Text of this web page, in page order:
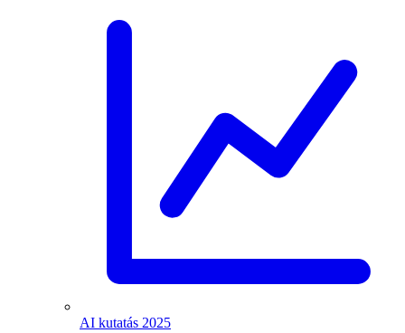
AI kutatás 2025